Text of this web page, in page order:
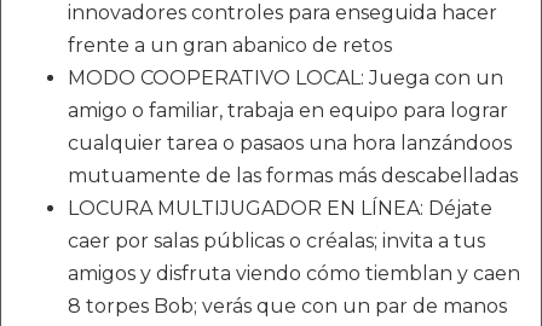
innovadores controles para enseguida hacer
frente a un gran abanico de retos
MODO COOPERATIVO LOCAL: Juega con un
amigo o familiar, trabaja en equipo para lograr
cualquier tarea o pasaos una hora lanzándoos
mutuamente de las formas más descabelladas
LOCURA MULTIJUGADOR EN LÍNEA: Déjate
caer por salas públicas o créalas; invita a tus
amigos y disfruta viendo cómo tiemblan y caen
8 torpes Bob; verás que con un par de manos